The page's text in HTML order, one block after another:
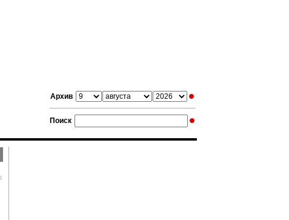
Архив
Поиск